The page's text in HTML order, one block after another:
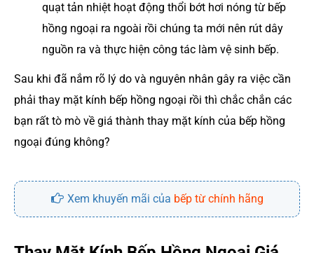
quạt tản nhiệt hoạt động thổi bớt hơi nóng từ bếp
hồng ngoại ra ngoài rồi chúng ta mới nên rút dây
nguồn ra và thực hiện công tác làm vệ sinh bếp.
Sau khi đã nắm rõ lý do và nguyên nhân gây ra việc cần
phải thay mặt kính bếp hồng ngoại rồi thì chắc chắn các
bạn rất tò mò về giá thành thay mặt kính của bếp hồng
ngoại đúng không?
Xem khuyến mãi của bếp từ chính hãng